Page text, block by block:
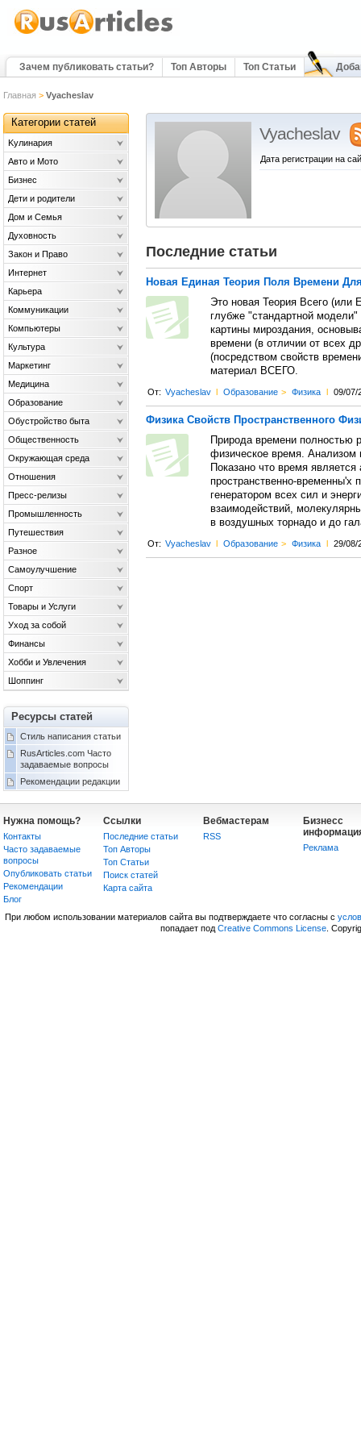
Зачем публиковать статьи? Топ Авторы Топ Статьи
Главная > Vyacheslav
Vyacheslav
Дата регистрации на
Последние статьи
Новая Единая Теория Поля Времени
Это новая Теория Всего
глубже "стандартной
картины мироздания,
времени (в отличии от всех
(посредством свойств
материал ВСЕГО.
От: Vyacheslav l Образование > Физика l 09/07/
Физика Свойств Пространственного
Природа времени полностью
физическое время. Анализом
Показано что время
пространственно-временны'х
генератором всех сил и
взаимодействий,
в воздушных торнадо и до
От: Vyacheslav l Образование > Физика l 29/08/
Категории статей
Kулинария
Авто и Мото
Бизнес
Дети и родители
Дом и Семья
Духовность
Закон и Право
Интернет
Карьера
Коммуникации
Компьютеры
Культура
Маркетинг
Медицина
Образование
Обустройство быта
Общественность
Окружающая среда
Отношения
Пресс-релизы
Промышленность
Путешествия
Разное
Самоулучшение
Спорт
Товары и Услуги
Уход за собой
Финансы
Хобби и Увлечения
Шоппинг
Ресурсы статей
Стиль написания статьи
RusArticles.com Часто
задаваемые вопросы
Рекомендации редакции
Нужна помощь?
Контакты
Часто задаваемые
вопросы
Опубликовать статьи
Рекомендации
Блог
Ссылки
Последние статьи
Топ Авторы
Топ Статьи
Поиск статей
Карта сайта
Вебмастерам
RSS
Бизнесс
Реклама
При любом использовании материалов сайта вы подтверждаете что согласны с
попадает под Creative Commons License.